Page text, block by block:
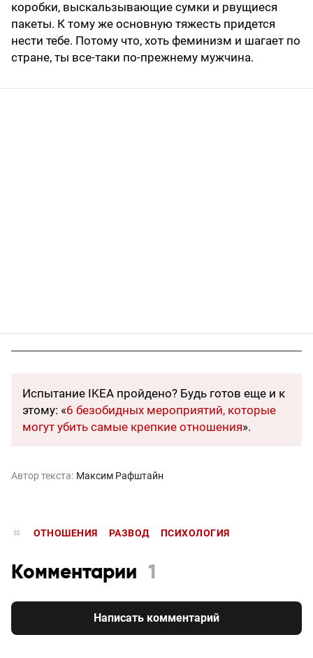
коробки, выскальзывающие сумки и рвущиеся
пакеты. К тому же основную тяжесть придется
нести тебе. Потому что, хоть феминизм и шагает по
стране, ты все-таки по-прежнему мужчина.
Испытание IKEA пройдено? Будь готов еще и к
этому: «6 безобидных мероприятий, которые
могут убить самые крепкие отношения».
Автор текста: Максим Рафштайн
ОТНОШЕНИЯ РАЗВОД ПСИХОЛОГИЯ
Комментарии 1
Написать комментарий